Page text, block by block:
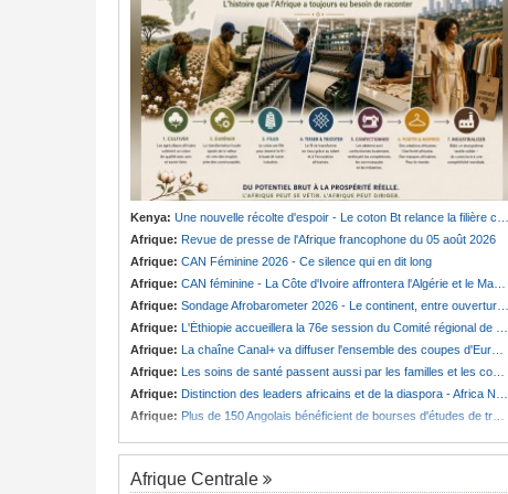
Kenya: Une nouvelle récolte d'espoir - Le coton Bt relance la filière cotonnière à Lamu
Afrique: Revue de presse de l'Afrique francophone du 05 août 2026
Afrique: CAN Féminine 2026 - Ce silence qui en dit long
Afrique: CAN féminine - La Côte d'Ivoire affrontera l'Algérie et le Maroc fera face à l'Afrique du Sud en quarts
Afrique: Sondage Afrobarometer 2026 - Le continent, entre ouverture commerciale et défiance migratoire
Afrique: L'Éthiopie accueillera la 76e session du Comité régional de l'OMS pour le continent
Afrique: La chaîne Canal+ va diffuser l'ensemble des coupes d'Europe de football sur le continent
Afrique: Les soins de santé passent aussi par les familles et les communautés
Afrique: Distinction des leaders africains et de la diaspora - Africa Next Awards veut célébrer l'excellence africaine à Paris
Afrique: Plus de 150 Angolais bénéficient de bourses d'études de troisième cycle au Royaume-Uni
Afrique Centrale